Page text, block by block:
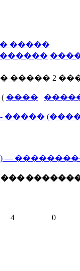
�����
����� 2
( ���� |
�����
—
���
4 0